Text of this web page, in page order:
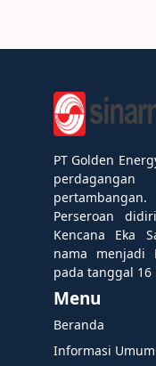
PT Golden
Perseroan
Kencana Eka
nama menjadi
pada tanggal 16
Menu
Beranda
Informasi Umum